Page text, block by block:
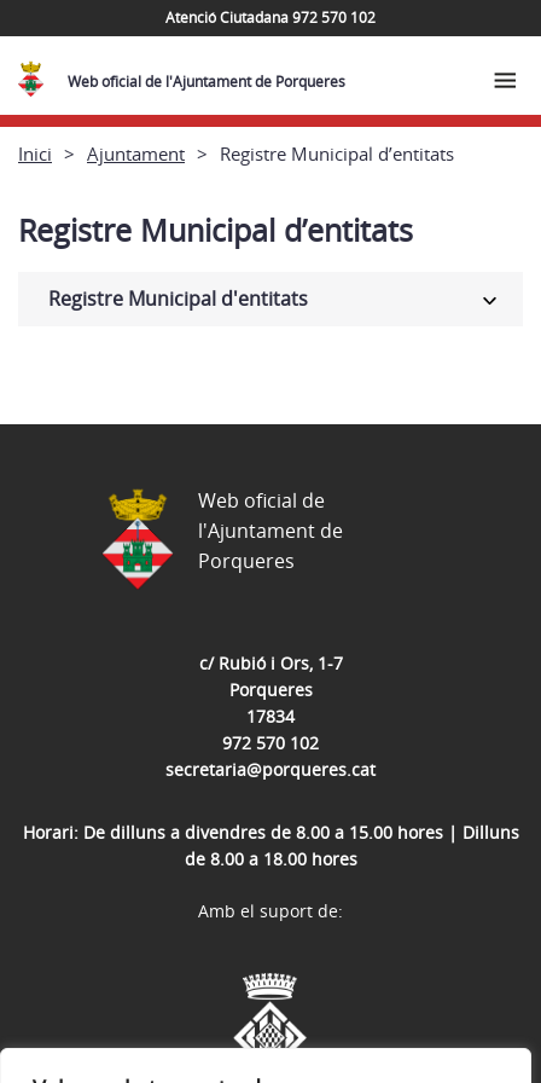
Atenció Ciutadana 972 570 102
Web oficial de l'Ajuntament de Porqueres
Inici Ajuntament Registre Municipal d’entitats
Registre Municipal d’entitats
Registre Municipal d'entitats
c/ Rubió i Ors, 1-7
Porqueres
17834
972 570 102
secretaria@porqueres.cat
Horari: De dilluns a divendres de 8.00 a 15.00 hores | Dilluns
de 8.00 a 18.00 hores
Web oficial de
l'Ajuntament de
Porqueres
Amb el suport de: